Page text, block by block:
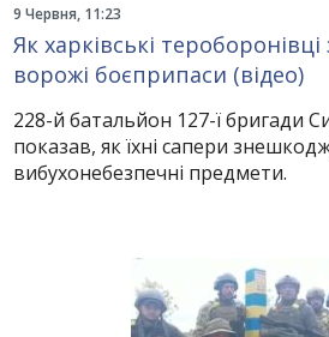
9 Червня, 11:23
Як харківські
ворожі боєприпаси (відео)
228-й батальйон 127-ї бригади
показав, як їхні сапери
вибухонебезпечні предмети.